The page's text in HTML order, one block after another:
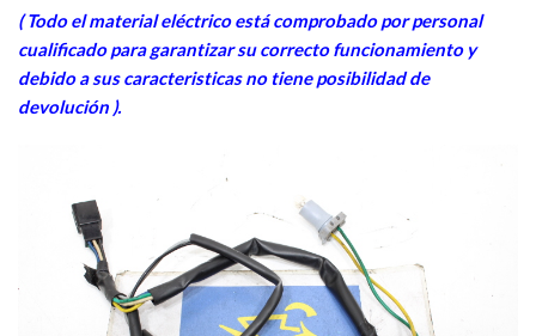
19,65€.6,00€.
( Todo el material eléctrico está comprobado por personal
cualificado para garantizar su correcto funcionamiento y
debido a sus caracteristicas no tiene posibilidad de
devolución ).